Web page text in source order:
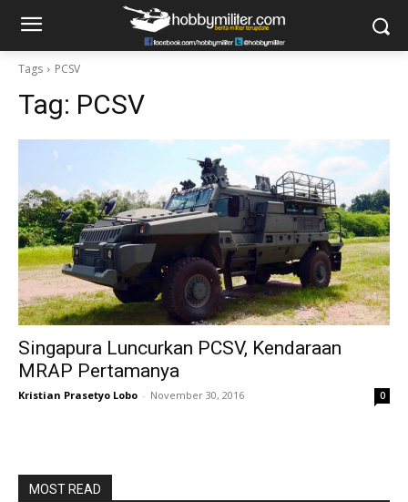
Tags PCSV
Tag: PCSV
Singapura Luncurkan PCSV, Kendaraan
MRAP Pertamanya
Kristian Prasetyo Lobo - November 30, 2016 0
MOST READ